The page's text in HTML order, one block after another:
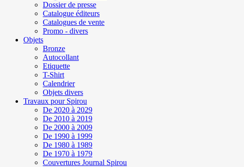
Dossier de presse
Catalogue éditeurs
Catalogues de vente
Promo - divers
Objets
Bronze
Autocollant
Etiquette
T-Shirt
Calendrier
Objets divers
Travaux pour Spirou
De 2020 à 2029
De 2010 à 2019
De 2000 à 2009
De 1990 à 1999
De 1980 à 1989
De 1970 à 1979
Couvertures Journal Spirou